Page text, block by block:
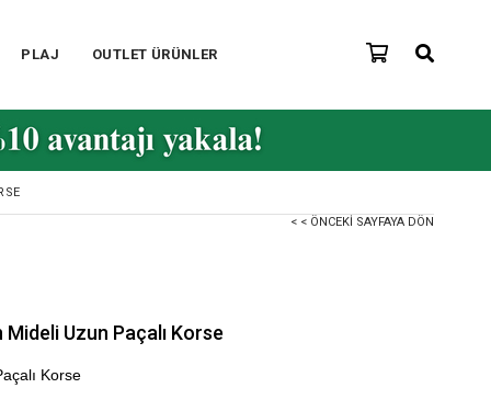
PLAJ OUTLET ÜRÜNLER
< < ÖNCEKI SAYFAYA DÖN
Uzun Paçalı Korse
Korse